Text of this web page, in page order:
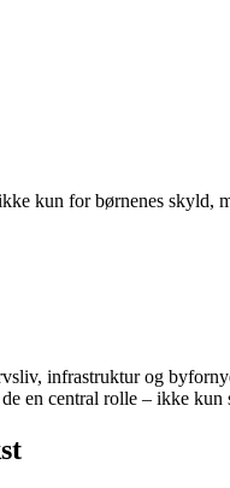
kun for børnenes
infrastruktur og
en central rolle – ikke